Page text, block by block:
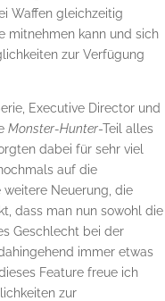
Waffen gleichzeitig
mitnehmen kann und sich
zur Verfügung
Executive Director und
Monster-Hunter-Teil alles
dabei für sehr viel
auf die
Neuerung, die
dass man nun sowohl die
Geschlecht bei der
immer etwas
Feature freue ich
zur